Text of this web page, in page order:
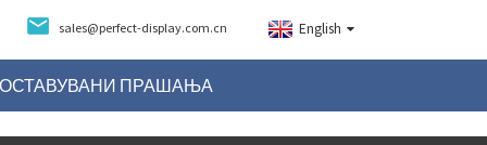
sales@perfect-display.com.cn English
ПРАШАЊА